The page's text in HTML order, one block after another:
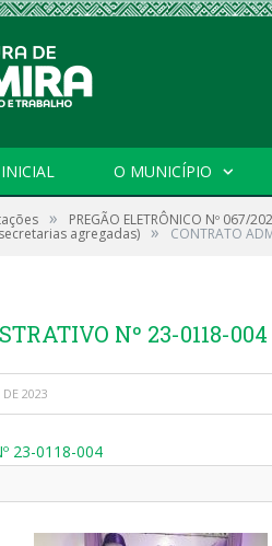
O MUNICÍPIO
» PREGÃO ELETRÔNICO Nº
agregadas) » CONTRATO
Nº 23-0118-004
DE 2023
23-0118-004